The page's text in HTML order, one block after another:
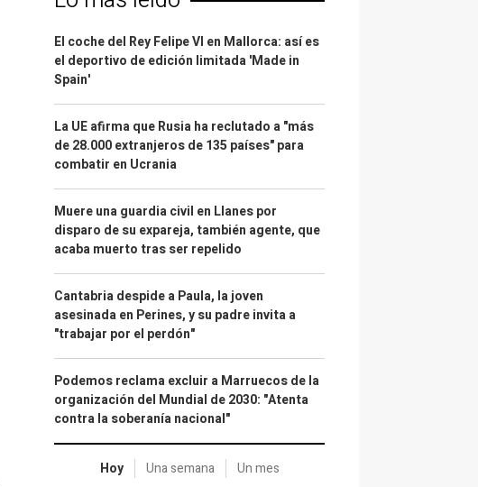
El coche del Rey Felipe VI en Mallorca: así es
el deportivo de edición limitada 'Made in
Spain'
La UE afirma que Rusia ha reclutado a "más
de 28.000 extranjeros de 135 países" para
combatir en Ucrania
Muere una guardia civil en Llanes por
disparo de su expareja, también agente, que
acaba muerto tras ser repelido
Cantabria despide a Paula, la joven
asesinada en Perines, y su padre invita a
"trabajar por el perdón"
Podemos reclama excluir a Marruecos de la
organización del Mundial de 2030: "Atenta
contra la soberanía nacional"
Hoy Una semana Un mes